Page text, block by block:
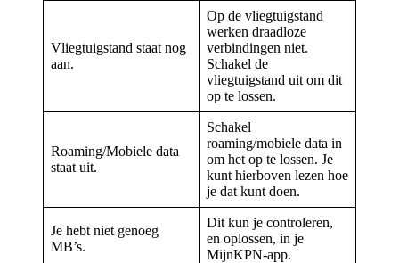
Vliegtuigstand staat nog
aan.
Op de vliegtuigstand
werken draadloze
verbindingen niet.
Schakel de
vliegtuigstand uit om dit
op te lossen.
Roaming/Mobiele data
staat uit.
Schakel
roaming/mobiele data in
om het op te lossen. Je
kunt hierboven lezen hoe
je dat kunt doen.
Je hebt niet genoeg
MB’s.
Dit kun je controleren,
en oplossen, in je
MijnKPN-app.